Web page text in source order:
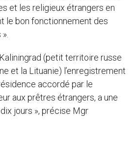
et les religieux étrangers en
le bon fonctionnement des
(petit territoire russe
et la Lituanie) l’enregistrement
accordé par le
aux prêtres étrangers, a une
jours », précise Mgr